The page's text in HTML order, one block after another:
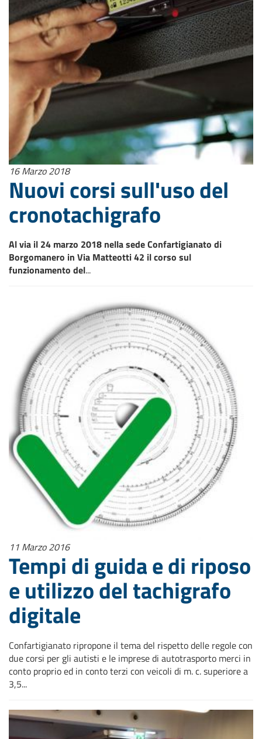
16 Marzo 2018
Nuovi corsi sull'uso del
cronotachigrafo
Al via il 24 marzo 2018 nella sede Confartigianato di
Borgomanero in Via Matteotti 42 il corso sul
funzionamento del...
11 Marzo 2016
Tempi di guida e di riposo
e utilizzo del tachigrafo
digitale
Confartigianato ripropone il tema del rispetto delle regole con
due corsi per gli autisti e le imprese di autotrasporto merci in
conto proprio ed in conto terzi con veicoli di m. c. superiore a
3,5...